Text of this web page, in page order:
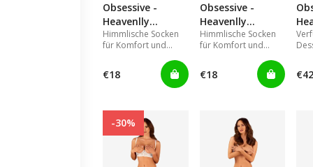
Obsessive -
Heavenlly
stockings M/L
Himmlische Socken
für Komfort und
€18
Obsessive -
Heavenlly
stockings XS/S
Himmlische Socken
für Komfort und
€18
-30%